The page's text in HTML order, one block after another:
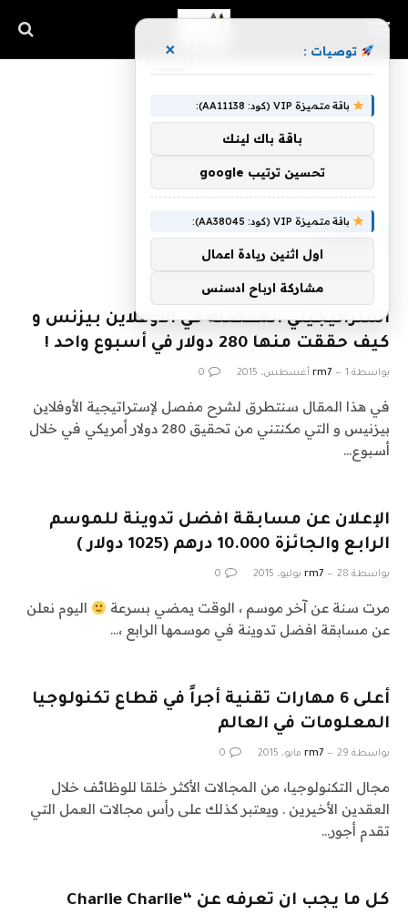
،مقالات
استراتيجيتي المفصلة في الأوفلاين بيزنس و
كيف حققت منها 280 دولار في أسبوع واحد !
بواسطة rm7 1 أغسطس، 2015 0
في هذا المقال سنتطرق لشرح مفصل لإستراتيجية الأوفلاين
بيزنيس و التي مكنتني من تحقيق 280 دولار أمريكي في خلال
أسبوع…
الإعلان عن مسابقة افضل تدوينة للموسم
الرابع والجائزة 10.000 درهم (1025 دولار )
بواسطة rm7 28 يوليو، 2015 0
مرت سنة عن آخر موسم ، الوقت يمضي بسرعة
اليوم نعلن
عن مسابقة افضل تدوينة في موسمها الرابع ،…
أعلى 6 مهارات تقنية أجراً في قطاع تكنولوجيا
المعلومات في العالم
بواسطة rm7 29 مايو، 2015 0
مجال التكنولوجيا، من المجالات الأكثر خلقا للوظائف خلال
العقدين الأخيرين . ويعتبر كذلك على رأس مجالات العمل التي
تقدم أجور…
كل ما يجب ان تعرفه عن “Charlie Charlie
توصيات : ×
باقة متميزة VIP (كود: AA11138):
باقة باك لينك
تحسين ترتيب google
باقة متميزة VIP (كود: AA38045):
اول اثنين ريادة اعمال
مشاركة ارباح ادسنس